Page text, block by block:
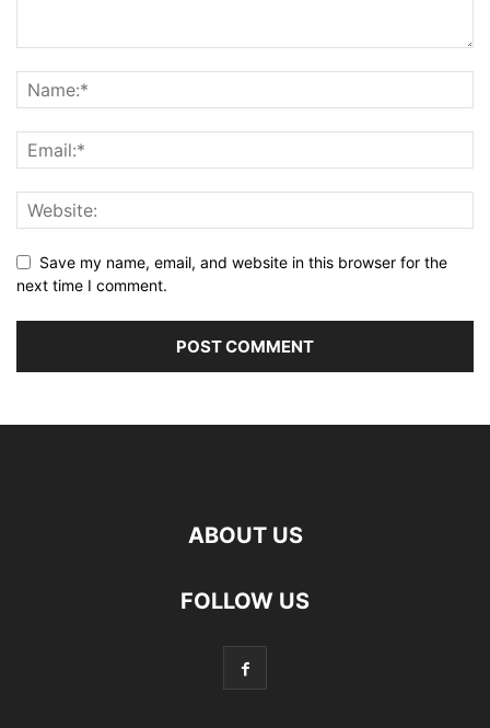
Save my name, email, and website in this browser for the
next time I comment.
ABOUT US
FOLLOW US